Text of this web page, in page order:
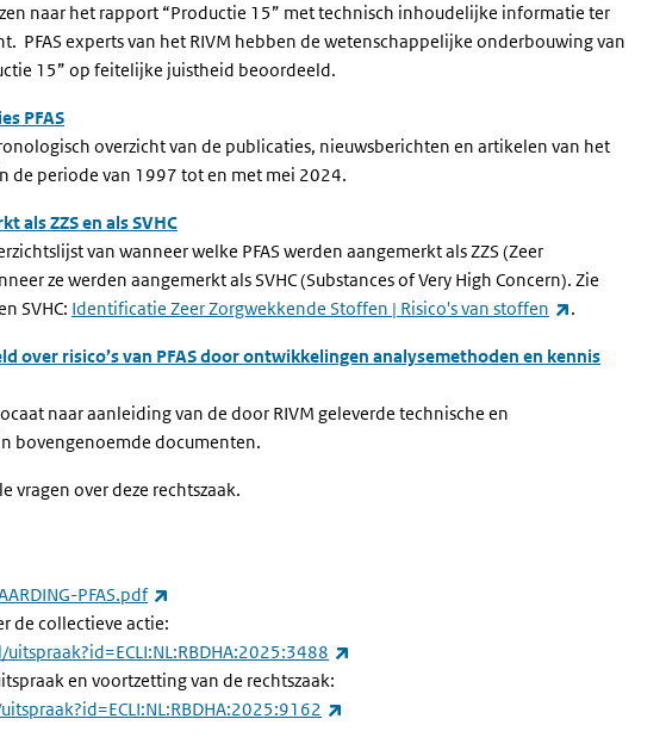
naar het rapport “Productie 15” met technisch inhoudelijke informatie ter
PFAS experts van het RIVM hebben de wetenschappelijke onderbouwing van
15” op feitelijke juistheid beoordeeld.
PFAS
overzicht van de publicaties, nieuwsberichten en artikelen van het
de periode van 1997 tot en met mei 2024.
als ZZS en als SVHC
van wanneer welke PFAS werden aangemerkt als ZZS (Zeer
ze werden aangemerkt als SVHC (Substances of Very High Concern). Zie
SVHC: Identificatie Zeer Zorgwekkende Stoffen | Risico's van stoffen (externe link)
.
over risico’s van PFAS door ontwikkelingen analysemethoden en kennis
naar aanleiding van de door RIVM geleverde technische en
bovengenoemde documenten.
vragen over deze rechtszaak.
PFAS.pdf
de collectieve actie:
en voortzetting van de rechtszaak: